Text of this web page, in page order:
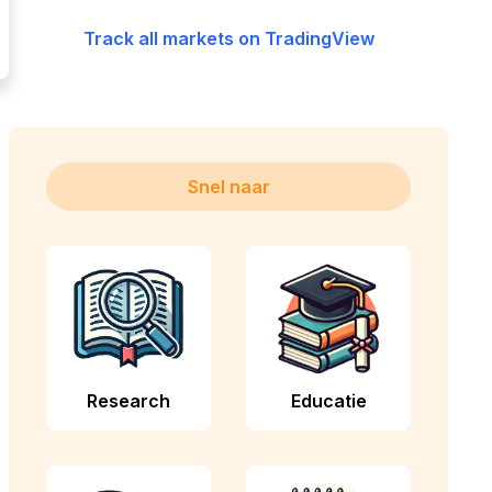
Track all markets on TradingView
Snel naar
Research Educatie